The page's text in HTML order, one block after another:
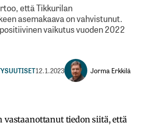
että Tikkurilan
asemakaava on vahvistunut.
vaikutus vuoden 2022
12.1.2023
Jorma Erkkilä
vastaanottanut tiedon siitä, että